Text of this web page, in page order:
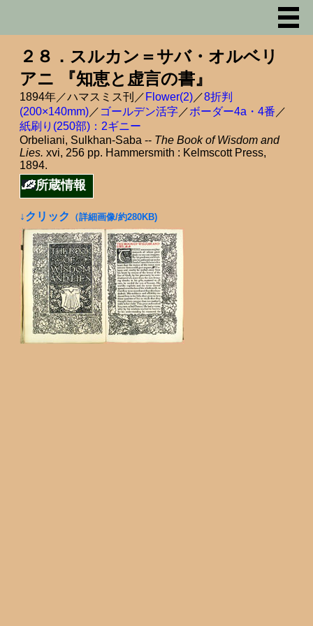
２８．スルカン＝サバ・オルベリ
アニ 『知恵と虚言の書』
1894年／ハマスミス刊／ Flower(2) ／8折判
(200×140mm) ／ ゴールデン活字 ／ボーダー4a・4番 ／
紙刷り(250部)：2ギニー
Orbeliani, Sulkhan-Saba -- The Book of Wisdom and
Lies. xvi, 256 pp. Hammersmith : Kelmscott Press,
1894.
所蔵情報
↓クリック （詳細画像/約280KB)